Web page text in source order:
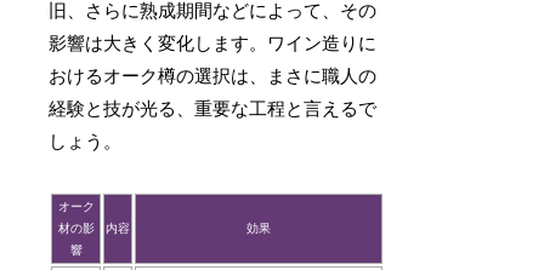
旧、さらに熟成期間などによって、その
影響は大きく変化します。ワイン造りに
おけるオーク樽の選択は、まさに職人の
経験と技が光る、重要な工程と言えるで
しょう。
オーク
材の影
響
内容 効果